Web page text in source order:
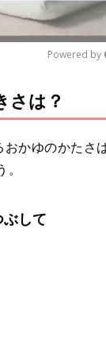
u
t
Powered by
さは？
かゆのかたさ
して